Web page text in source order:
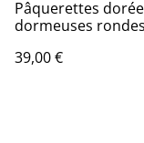
Pâquerettes
dormeuses rondes
39,00 €